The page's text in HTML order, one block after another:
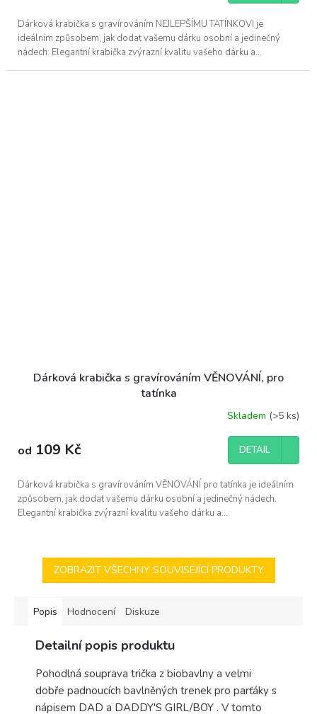
Dárková krabička s gravírováním NEJLEPŠÍMU TATÍNKOVI je
ideálním způsobem, jak dodat vašemu dárku osobní a jedinečný
nádech. Elegantní krabička zvýrazní kvalitu vašeho dárku a...
Dárková krabička s gravírováním VĚNOVÁNÍ, pro
tatínka
Skladem (>5 ks)
od 109 Kč DETAIL
Dárková krabička s gravírováním VĚNOVÁNÍ pro tatínka je ideálním
způsobem, jak dodat vašemu dárku osobní a jedinečný nádech.
Elegantní krabička zvýrazní kvalitu vašeho dárku a...
ZOBRAZIT VŠECHNY SOUVISEJÍCÍ PRODUKTY
Popis Hodnocení Diskuze
Detailní popis produktu
Pohodlná souprava trička z biobavlny a velmi
dobře padnoucích bavlněných trenek pro parťáky s
nápisem DAD a DADDY'S GIRL/BOY . V tomto